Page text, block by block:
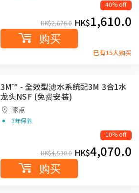
40% off
HK$2,678.0 HK$1,610.0
购买
已有15人购买
3M™ - 全效型滤水系统配3M 3合1水
龙头NSF (免费安装)
家点
3年保养
10% off
HK$4,530.0 HK$4,070.0
购买